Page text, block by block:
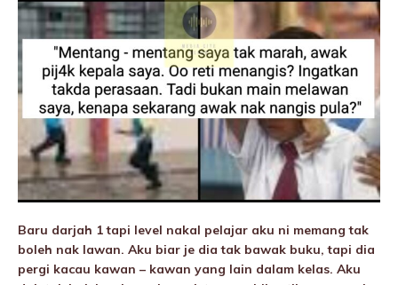
Baru darjah 1 tapi level nakal pelajar aku ni memang tak
boleh nak Iawan. Aku biar je dia tak bawak buku, tapi dia
pergi kacau kawan – kawan yang lain dalam kelas. Aku